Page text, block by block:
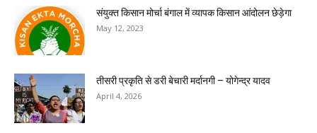
संयुक्त किसान मोर्चा बंगाल में व्यापक किसान आंदोलन छेड़ेगा
May 12, 2023
तीसरी प्रकृति से डरी बेचारी मर्दानगी – योगेन्द्र यादव
April 4, 2026